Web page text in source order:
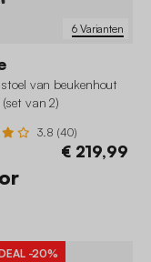
6 Varianten
van beukenhout
van 2)
3.8 (40)
€ 219,99
-20%